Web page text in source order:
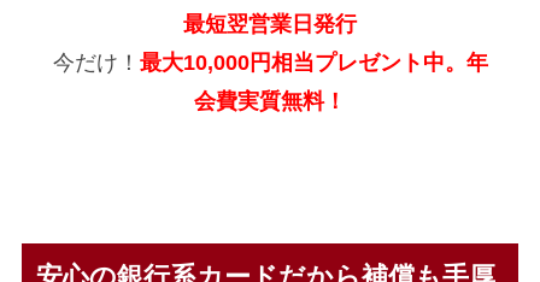
最短翌営業日発行
今だけ！ 最大10,000円相当プレゼント中。年
会費実質無料！